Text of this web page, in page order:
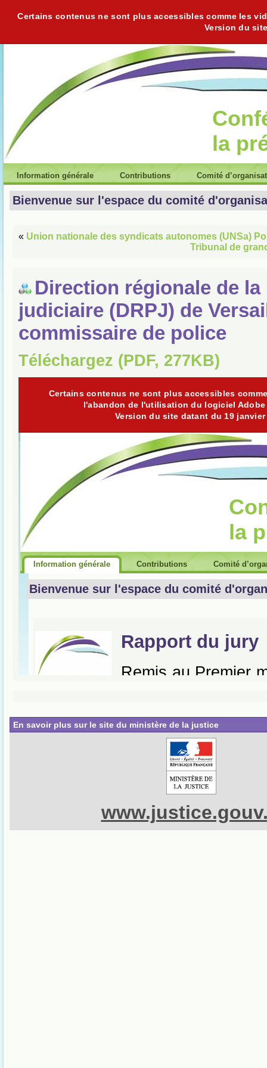
Certains contenus ne sont plus accessibles comme les
Version du
la
Information générale Contributions Comité
Bienvenue sur l'espace du comité
« Union nationale des syndicats autonomes (UNSa)
Tribunal de
Direction régionale de la
judiciaire (DRPJ) de
commissaire de police
Téléchargez (PDF, 277KB)
En savoir plus sur le site du ministère de la justice